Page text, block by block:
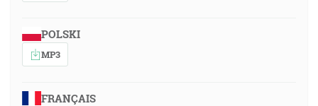
POLSKI
MP3
FRANÇAIS